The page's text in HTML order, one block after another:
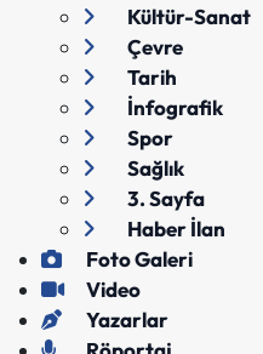
Kültür-Sanat
Çevre
Tarih
İnfografik
Spor
Sağlık
3. Sayfa
Haber İlan
Foto Galeri
Video
Yazarlar